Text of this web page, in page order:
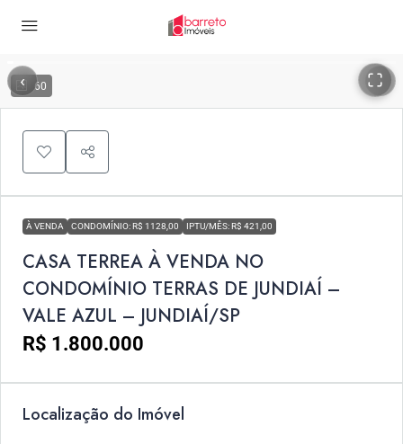
60
‹ ›
À VENDA CONDOMÍNIO: R$ 1128,00 IPTU/MÊS: R$ 421,00
CASA TERREA À VENDA NO
CONDOMÍNIO TERRAS DE JUNDIAÍ –
VALE AZUL – JUNDIAÍ/SP
R$ 1.800.000
Localização do Imóvel